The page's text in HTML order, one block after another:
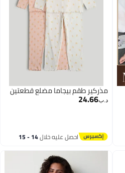
مذركير طقم بيجاما مضلع قطعتين
د.ب‏24.66
احصل عليه خلال 14 - 15